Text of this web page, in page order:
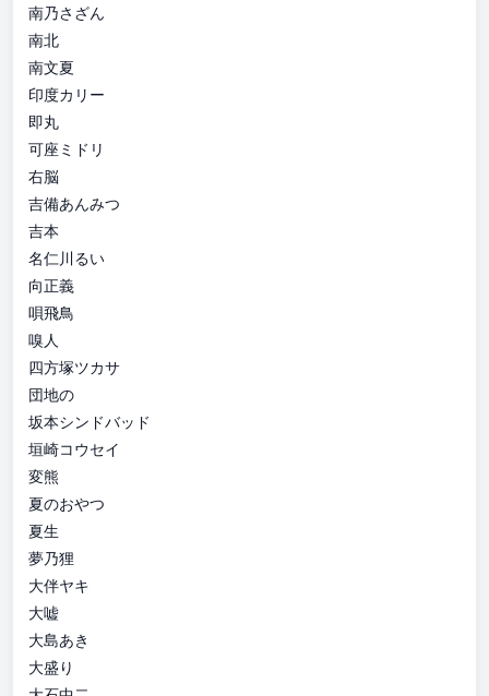
南乃さざん
南北
南文夏
印度カリー
即丸
可座ミドリ
右脳
吉備あんみつ
吉本
名仁川るい
向正義
唄飛鳥
嗅人
四方塚ツカサ
団地の
坂本シンドバッド
垣崎コウセイ
変熊
夏のおやつ
夏生
夢乃狸
大伴ヤキ
大嘘
大島あき
大盛り